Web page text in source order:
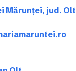
Mărunței, jud. Olt